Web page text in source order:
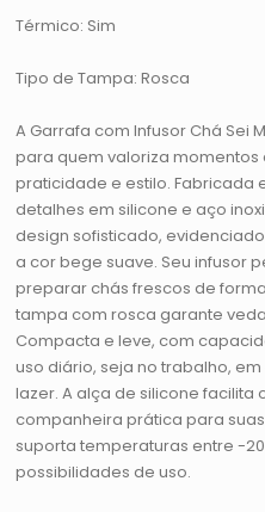
Térmico: Sim
Tipo de Tampa: Rosca
A Garrafa com Infusor Chá Sei
para quem valoriza
praticidade e estilo. Fabricada
detalhes em silicone e aço
design sofisticado,
a cor bege suave. Seu infusor
preparar chás frescos de
tampa com rosca garante
Compacta e leve, com
uso diário, seja no trabalho,
lazer. A alça de silicone
companheira prática para
suporta temperaturas entre -
possibilidades de uso.